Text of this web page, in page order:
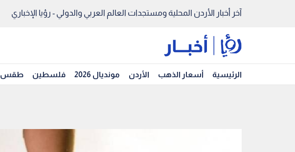
آخر أخبار الأردن المحلية ومستجدات العالم العربي والدولي - رؤيا الإخباري
الرئيسية أسعار الذهب الأردن مونديال 2026 فلسطين طقس